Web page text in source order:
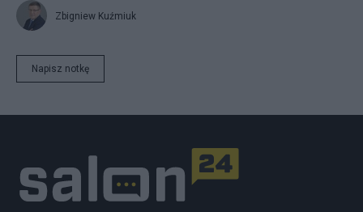
Zbigniew Kuźmiuk
Napisz notkę